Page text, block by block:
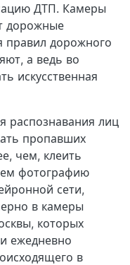
ДТП. Камеры
дорожные
дорожного
а ведь во
искусственная
распознавания лиц
пропавших
чем, клеить
фотографию
сети,
в камеры
которых
ежедневно
в